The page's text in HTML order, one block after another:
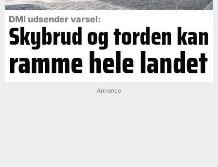
DMI udsender varsel:
Skybrud og torden kan
ramme hele landet
Annonce